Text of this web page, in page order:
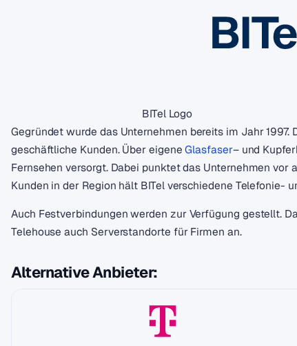
BITel Logo
Gegründet wurde das Unternehmen bereits im Jahr
geschäftliche Kunden. Über eigeneGlasfaser– und
Fernsehen versorgt. Dabei punktet das Unternehmen
Kunden in der Region hält BITel verschiedene Telefonie-
Auch Festverbindungen werden zur Verfügung gestellt.
Telehouse auch Serverstandorte für Firmen an.
Alternative Anbieter: